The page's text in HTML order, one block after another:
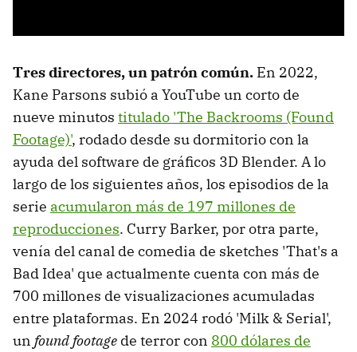
Tres directores, un patrón común. En 2022,
Kane Parsons subió a YouTube un corto de
nueve minutos titulado 'The Backrooms (Found
Footage)', rodado desde su dormitorio con la
ayuda del software de gráficos 3D Blender. A lo
largo de los siguientes años, los episodios de la
serie acumularon más de 197 millones de
reproducciones. Curry Barker, por otra parte,
venía del canal de comedia de sketches 'That's a
Bad Idea' que actualmente cuenta con más de
700 millones de visualizaciones acumuladas
entre plataformas. En 2024 rodó 'Milk & Serial',
un found footage de terror con 800 dólares de